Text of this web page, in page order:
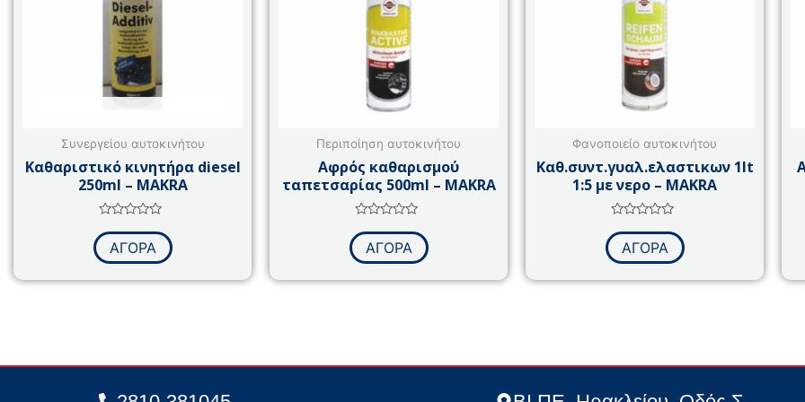
Συνεργείου αυτοκινήτου
Καθαριστικό κινητήρα diesel
250ml – MAKRA
με
από
ΑΓΟΡΑ
Περιποίηση αυτοκινήτου
Αφρός καθαρισμού
ταπετσαρίας 500ml – MAKRA
με
από
ΑΓΟΡΑ
Φανοποιείο αυτοκινήτου
Καθ.συντ.γυαλ.ελαστικων 1lt
1:5 με νερο – MAKRA
με
από
ΑΓΟΡΑ